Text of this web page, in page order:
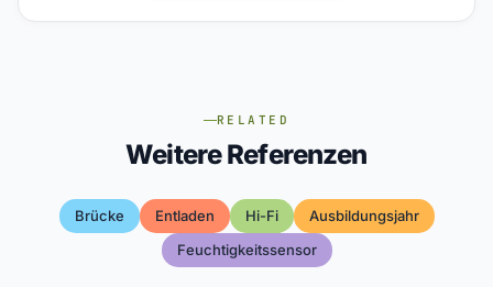
RELATED
Weitere Referenzen
Brücke Entladen Hi-Fi
Ausbildungsjahr
Feuchtigkeitssensor